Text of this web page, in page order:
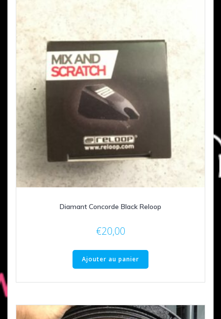
Diamant Concorde Black Reloop
€20,00
Ajouter au panier